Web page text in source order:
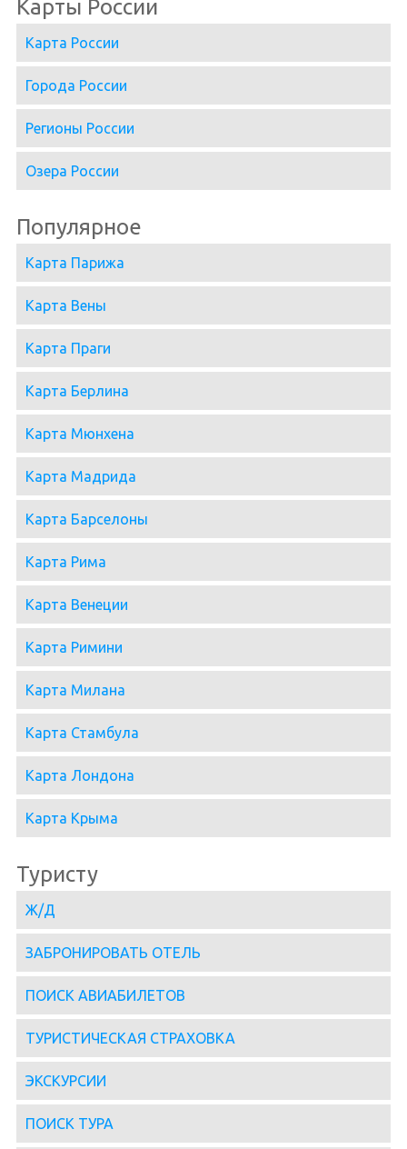
Карты России
Карта России
Города России
Регионы России
Озера России
Популярное
Карта Парижа
Карта Вены
Карта Праги
Карта Берлина
Карта Мюнхена
Карта Мадрида
Карта Барселоны
Карта Рима
Карта Венеции
Карта Римини
Карта Милана
Карта Стамбула
Карта Лондона
Карта Крыма
Туристу
Ж/Д
ЗАБРОНИРОВАТЬ ОТЕЛЬ
ПОИСК АВИАБИЛЕТОВ
ТУРИСТИЧЕСКАЯ СТРАХОВКА
ЭКСКУРСИИ
ПОИСК ТУРА